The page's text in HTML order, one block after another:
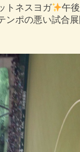
トネスヨガ
午
ポの悪い試合